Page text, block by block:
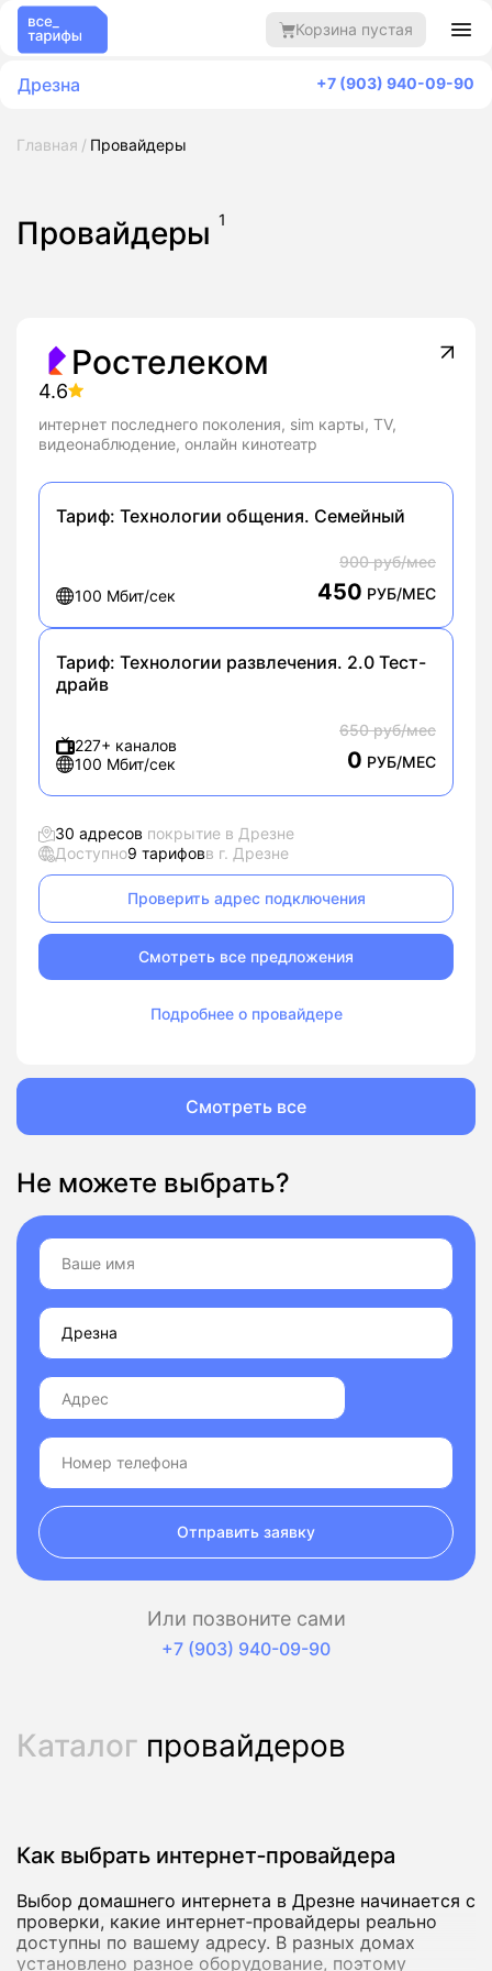
Корзина пустая
Дрезна +7 (903) 940-09-90
Главная Провайдеры
Провайдеры 1
Ростелеком
4.6
интернет последнего поколения, sim карты, TV,
видеонаблюдение, онлайн кинотеатр
Тариф: Технологии общения. Семейный
100 Мбит/сек
900 руб/мес
450 РУБ/МЕС
Тариф: Технологии развлечения. 2.0 Тест-
драйв
227+ каналов
100 Мбит/сек
650 руб/мес
0 РУБ/МЕС
30 адресов покрытие в Дрезне
Доступно9 тарифовв г. Дрезне
Проверить адрес подключения
Смотреть все предложения
Подробнее о провайдере
Смотреть все
Не можете выбрать?
Отправить заявку
Или позвоните сами
+7 (903) 940-09-90
Каталог провайдеров
Как выбрать интернет‑провайдера
Выбор домашнего интернета в Дрезне начинается с
проверки, какие интернет‑провайдеры реально
доступны по вашему адресу. В разных домах
установлено разное оборудование, поэтому